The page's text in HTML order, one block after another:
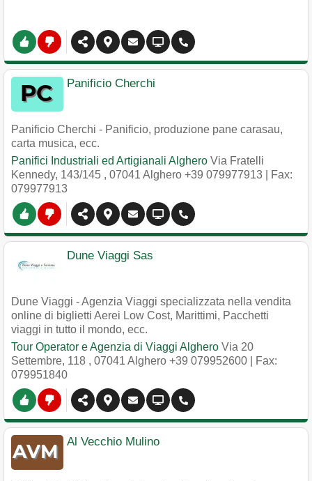
Panificio Cherchi
Panificio Cherchi - Panificio, produzione pane carasau,
carta musica, ecc.
Panifici Industriali ed Artigianali Alghero Via Fratelli
Kennedy, 143/145 , 07041 Alghero +39 079977913 | Fax:
079977913
Dune Viaggi Sas
Dune Viaggi - Agenzia Viaggi specializzata nella vendita
online di biglietti Aerei Low Cost, Marittimi, Pacchetti
viaggi in tutto il mondo, ecc.
Tour Operator e Agenzia di Viaggi Alghero Via 20
Settembre, 118 , 07041 Alghero +39 079952600 | Fax:
079951840
Al Vecchio Mulino